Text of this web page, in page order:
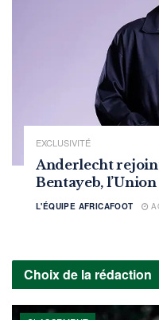
EXCLUSIVITÉ
Anderlecht
Bentayeb,
L'ÉQUIPE AFRICAFOOT
Choix de la rédaction